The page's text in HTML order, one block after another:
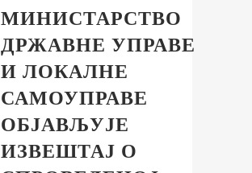
МИНИСТАРСТВО
ДРЖАВНЕ УПРАВЕ
И ЛОКАЛНЕ
САМОУПРАВЕ
ОБЈАВЉУЈЕ
ИЗВЕШТАЈ О